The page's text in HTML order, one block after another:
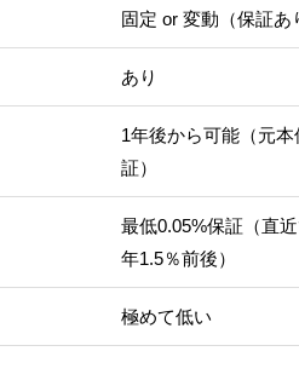
固定 or 変動（保証あ
あり
1年後から可能（元本
証）
最低0.05%保証（直
年1.5％前後）
極めて低い